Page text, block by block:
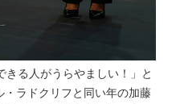
きる人がうらやましい！」と
ラドクリフと同い年の加藤